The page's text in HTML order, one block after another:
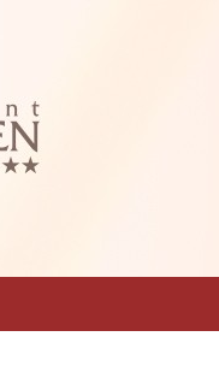
蘭西
ログ